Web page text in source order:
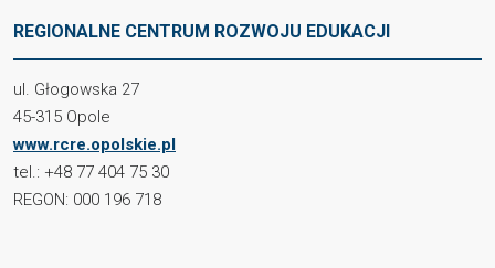
REGIONALNE CENTRUM ROZWOJU EDUKACJI
ul. Głogowska 27
45-315 Opole
www.rcre.opolskie.pl
tel.: +48 77 404 75 30
REGON: 000 196 718